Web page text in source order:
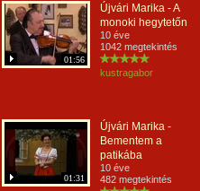
01:56
Újvári Marika - A
monoki hegytetőn
10 éve
1042 megtekintés
kustragabor
01:31
Újvári Marika -
Bementem a
patikába
10 éve
482 megtekintés